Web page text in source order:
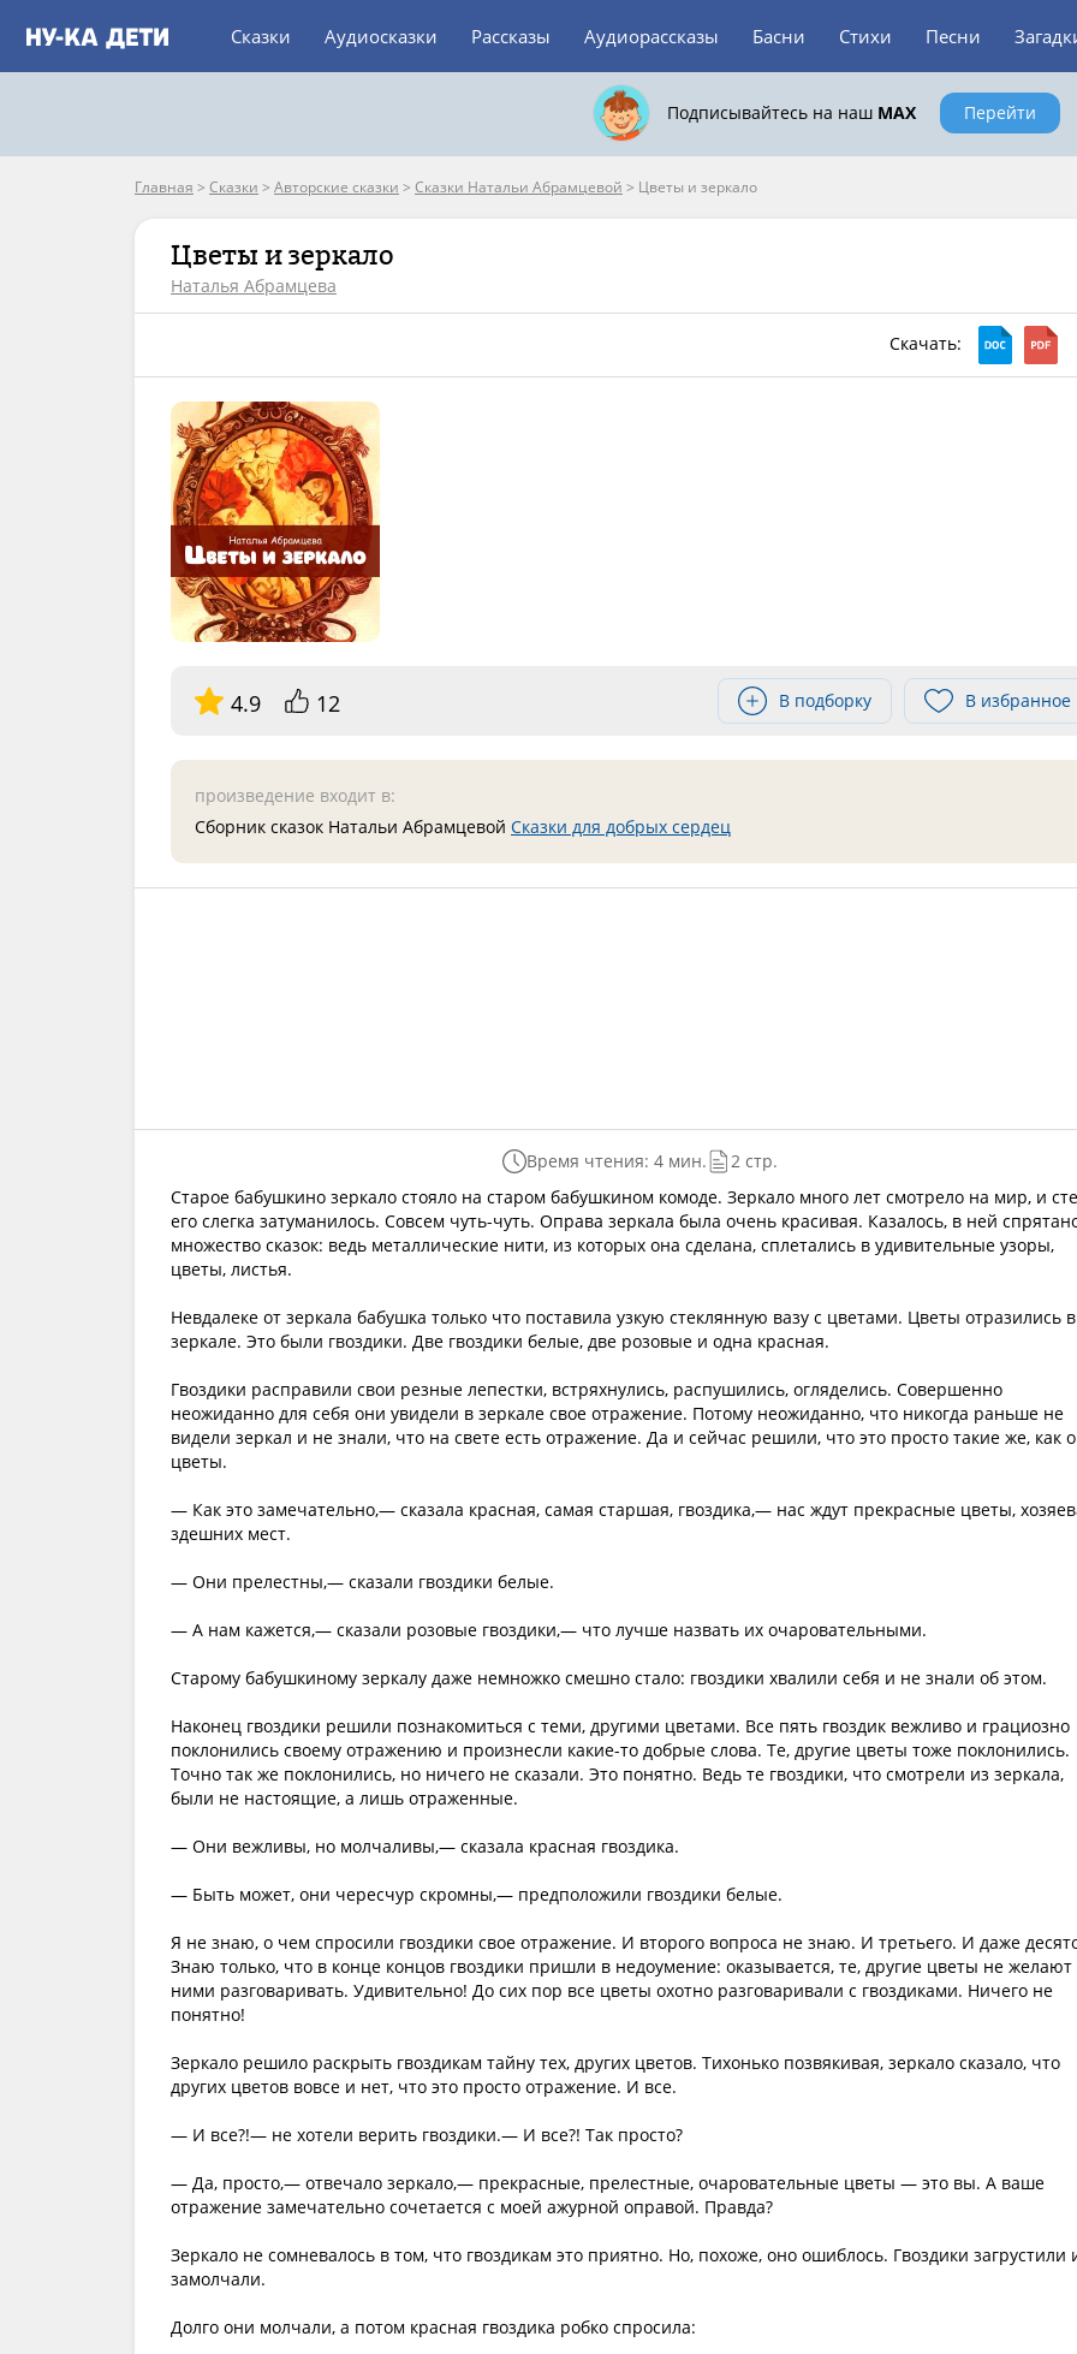
Сказки Аудиосказки Рассказы Аудиорассказы Басни Стихи Песни
Подписывайтесь на наш MAX Перейти
Главная > Сказки > Авторские сказки > Сказки Натальи Абрамцевой > Цветы и зеркало
Цветы и зеркало
Наталья Абрамцева
Скачать:
4.9 12 В подборку В избранное
произведение входит в:
Сборник сказок Натальи Абрамцевой Сказки для добрых сердец
Время чтения: 4 мин.
2 стр.
Старое бабушкино зеркало стояло на старом бабушкином комоде. Зеркало много лет смотрело на мир, и
его слегка затуманилось. Совсем чуть-чуть. Оправа зеркала была очень красивая. Казалось, в ней
множество сказок: ведь металлические нити, из которых она сделана, сплетались в удивительные узоры,
цветы, листья.
Невдалеке от зеркала бабушка только что поставила узкую стеклянную вазу с цветами. Цветы отразились в
зеркале. Это были гвоздики. Две гвоздики белые, две розовые и одна красная.
Гвоздики расправили свои резные лепестки, встряхнулись, распушились, огляделись. Совершенно
неожиданно для себя они увидели в зеркале свое отражение. Потому неожиданно, что никогда раньше не
видели зеркал и не знали, что на свете есть отражение. Да и сейчас решили, что это просто такие же, как
цветы.
— Как это замечательно,— сказала красная, самая старшая, гвоздика,— нас ждут прекрасные цветы,
здешних мест.
— Они прелестны,— сказали гвоздики белые.
— А нам кажется,— сказали розовые гвоздики,— что лучше назвать их очаровательными.
Старому бабушкиному зеркалу даже немножко смешно стало: гвоздики хвалили себя и не знали об этом.
Наконец гвоздики решили познакомиться с теми, другими цветами. Все пять гвоздик вежливо и грациозно
поклонились своему отражению и произнесли какие-то добрые слова. Те, другие цветы тоже поклонились.
Точно так же поклонились, но ничего не сказали. Это понятно. Ведь те гвоздики, что смотрели из зеркала,
были не настоящие, а лишь отраженные.
— Они вежливы, но молчаливы,— сказала красная гвоздика.
— Быть может, они чересчур скромны,— предположили гвоздики белые.
Я не знаю, о чем спросили гвоздики свое отражение. И второго вопроса не знаю. И третьего. И даже
Знаю только, что в конце концов гвоздики пришли в недоумение: оказывается, те, другие цветы не желают
ними разговаривать. Удивительно! До сих пор все цветы охотно разговаривали с гвоздиками. Ничего не
понятно!
Зеркало решило раскрыть гвоздикам тайну тех, других цветов. Тихонько позвякивая, зеркало сказало, что
других цветов вовсе и нет, что это просто отражение. И все.
— И все?!— не хотели верить гвоздики.— И все?! Так просто?
— Да, просто,— отвечало зеркало,— прекрасные, прелестные, очаровательные цветы — это вы. А ваше
отражение замечательно сочетается с моей ажурной оправой. Правда?
Зеркало не сомневалось в том, что гвоздикам это приятно. Но, похоже, оно ошиблось. Гвоздики загрустили
замолчали.
Долго они молчали, а потом красная гвоздика робко спросила: